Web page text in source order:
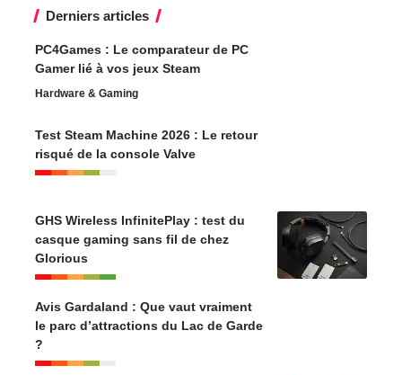
Derniers articles
PC4Games : Le comparateur de PC
Gamer lié à vos jeux Steam
Hardware & Gaming
Test Steam Machine 2026 : Le retour
risqué de la console Valve
GHS Wireless InfinitePlay : test du
casque gaming sans fil de chez
Glorious
Avis Gardaland : Que vaut vraiment
le parc d’attractions du Lac de Garde
?